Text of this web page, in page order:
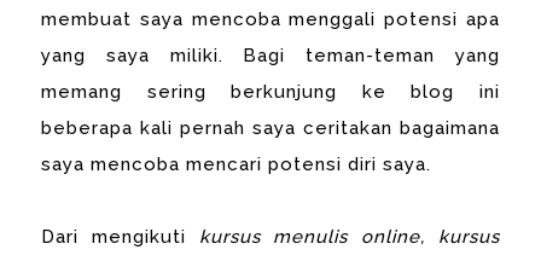
membuat saya mencoba menggali potensi apa
yang saya miliki. Bagi teman-teman yang
memang sering berkunjung ke blog ini
beberapa kali pernah saya ceritakan bagaimana
saya mencoba mencari potensi diri saya.
Dari mengikuti kursus menulis online,
kursus